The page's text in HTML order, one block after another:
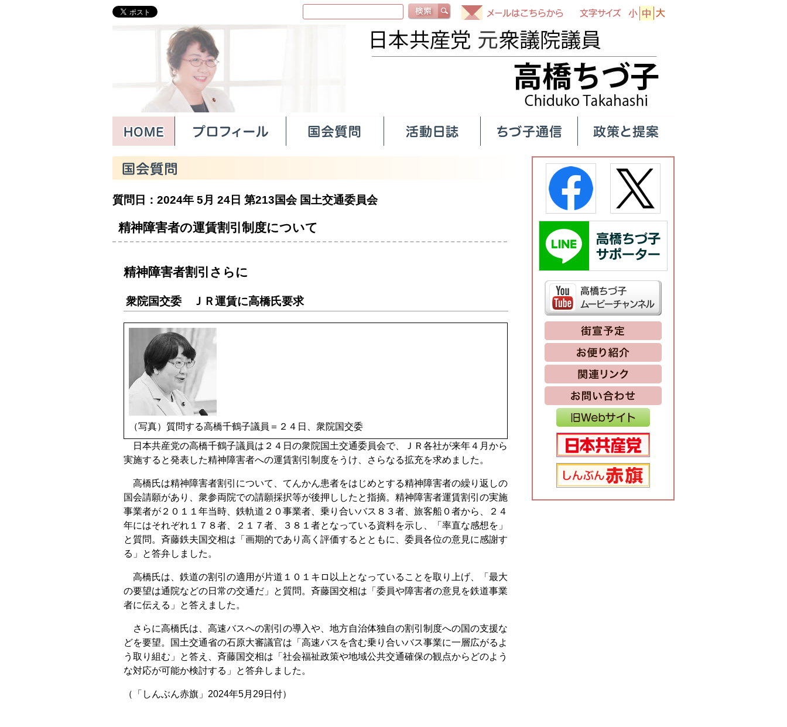
質問日：2024年 5月 24日 第213国会 国土交通委員会
精神障害者の運賃割引制度について
精神障害者割引さらに
衆院国交委 ＪＲ運賃に高橋氏要求
（写真）質問する高橋千鶴子議員＝２４日、衆院国交委
日本共産党の高橋千鶴子議員は２４日の衆院国土交通委員会で、ＪＲ各社が来年４月から
実施すると発表した精神障害者への運賃割引制度をうけ、さらなる拡充を求めました。
高橋氏は精神障害者割引について、てんかん患者をはじめとする精神障害者の繰り返しの
国会請願があり、衆参両院での請願採択等が後押ししたと指摘。精神障害者運賃割引の実施
事業者が２０１１年当時、鉄軌道２０事業者、乗り合いバス８３者、旅客船０者から、２４
年にはそれぞれ１７８者、２１７者、３８１者となっている資料を示し、「率直な感想を」
と質問。斉藤鉄夫国交相は「画期的であり高く評価するとともに、委員各位の意見に感謝す
る」と答弁しました。
高橋氏は、鉄道の割引の適用が片道１０１キロ以上となっていることを取り上げ、「最大
の要望は通院などの日常の交通だ」と質問。斉藤国交相は「委員や障害者の意見を鉄道事業
者に伝える」と答えました。
さらに高橋氏は、高速バスへの割引の導入や、地方自治体独自の割引制度への国の支援な
どを要望。国土交通省の石原大審議官は「高速バスを含む乗り合いバス事業に一層広がるよ
う取り組む」と答え、斉藤国交相は「社会福祉政策や地域公共交通確保の観点からどのよう
な対応が可能か検討する」と答弁しました。
（「しんぶん赤旗」2024年5月29日付）